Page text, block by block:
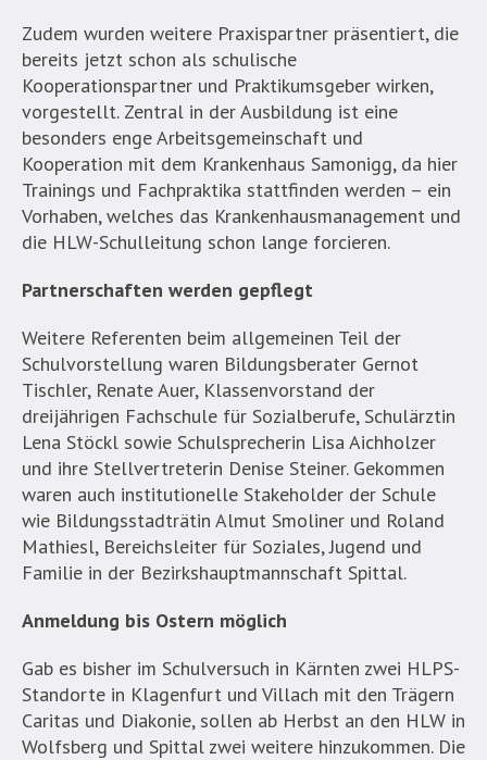
Zudem wurden weitere Praxispartner präsentiert, die
bereits jetzt schon als schulische
Kooperationspartner und Praktikumsgeber wirken,
vorgestellt. Zentral in der Ausbildung ist eine
besonders enge Arbeitsgemeinschaft und
Kooperation mit dem Krankenhaus Samonigg, da hier
Trainings und Fachpraktika stattfinden werden – ein
Vorhaben, welches das Krankenhausmanagement und
die HLW-Schulleitung schon lange forcieren.
Partnerschaften werden gepflegt
Weitere Referenten beim allgemeinen Teil der
Schulvorstellung waren Bildungsberater Gernot
Tischler, Renate Auer, Klassenvorstand der
dreijährigen Fachschule für Sozialberufe, Schulärztin
Lena Stöckl sowie Schulsprecherin Lisa Aichholzer
und ihre Stellvertreterin Denise Steiner. Gekommen
waren auch institutionelle Stakeholder der Schule
wie Bildungsstadträtin Almut Smoliner und Roland
Mathiesl, Bereichsleiter für Soziales, Jugend und
Familie in der Bezirkshauptmannschaft Spittal.
Anmeldung bis Ostern möglich
Gab es bisher im Schulversuch in Kärnten zwei HLPS-
Standorte in Klagenfurt und Villach mit den Trägern
Caritas und Diakonie, sollen ab Herbst an den HLW in
Wolfsberg und Spittal zwei weitere hinzukommen. Die